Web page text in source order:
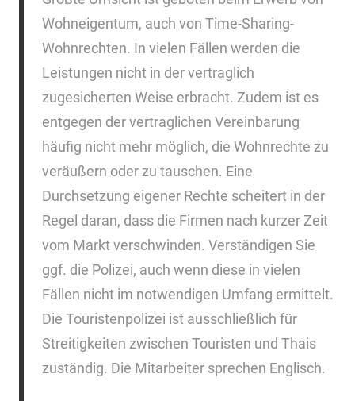
Wohneigentum, auch von Time-Sharing-
Wohnrechten. In vielen Fällen werden die
Leistungen nicht in der vertraglich
zugesicherten Weise erbracht. Zudem ist es
entgegen der vertraglichen Vereinbarung
häufig nicht mehr möglich, die Wohnrechte zu
veräußern oder zu tauschen. Eine
Durchsetzung eigener Rechte scheitert in der
Regel daran, dass die Firmen nach kurzer Zeit
vom Markt verschwinden. Verständigen Sie
ggf. die Polizei, auch wenn diese in vielen
Fällen nicht im notwendigen Umfang ermittelt.
Die Touristenpolizei ist ausschließlich für
Streitigkeiten zwischen Touristen und Thais
zuständig. Die Mitarbeiter sprechen Englisch.